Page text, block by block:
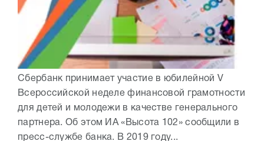
Сбербанк принимает участие в юбилейной V
Всероссийской неделе финансовой грамотности
для детей и молодежи в качестве генерального
партнера. Об этом ИА «Высота 102» сообщили в
пресс-службе банка. В 2019 году...